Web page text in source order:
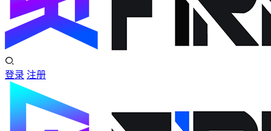
登录 注册